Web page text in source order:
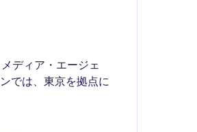
ディア・エージェ
では、東京を拠点に